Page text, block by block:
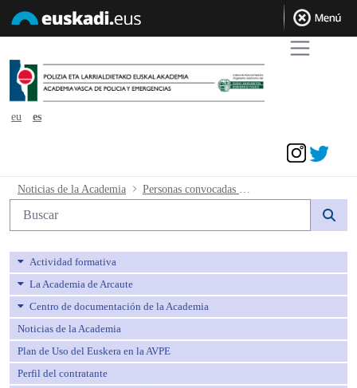
eu
es
Personas convocadas pruebas orales
Noticias de la Academia
Búsqueda web
Actividad formativa
La Academia de Arcaute
Centro de documentación de la Academia
Noticias de la Academia
Plan de Uso del Euskera en la AVPE
Perfil del contratante